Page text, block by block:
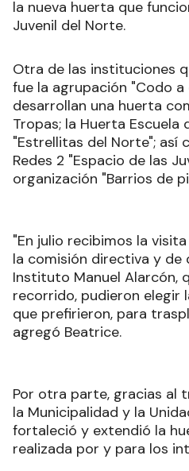
la nueva huerta que
Juvenil del Norte.
Otra de las instituciones
fue la agrupación "Codo a
desarrollan una huerta
Tropas; la Huerta Escuela
"Estrellitas del Norte"; así
Redes 2 "Espacio de las
organización "Barrios de
"En julio recibimos la
la comisión directiva y de
Instituto Manuel Alarcón,
recorrido, pudieron elegir
que prefirieron, para
agregó Beatrice.
Por otra parte, gracias al
la Municipalidad y la
fortaleció y extendió la
realizada por y para los